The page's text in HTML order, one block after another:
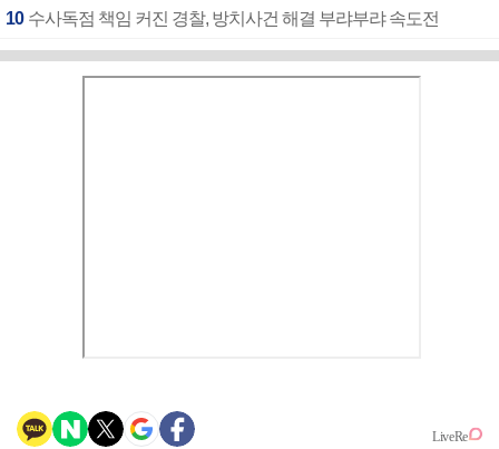
10 수사독점 책임 커진 경찰, 방치사건 해결 부랴부랴 속도전